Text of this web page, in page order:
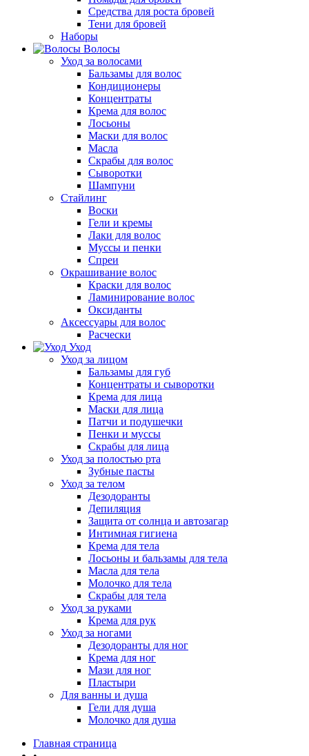
Средства для роста бровей
Тени для бровей
Наборы
Волосы
Уход за волосами
Бальзамы для волос
Кондиционеры
Концентраты
Крема для волос
Лосьоны
Маски для волос
Масла
Скрабы для волос
Сыворотки
Шампуни
Стайлинг
Воски
Гели и кремы
Лаки для волос
Муссы и пенки
Спреи
Окрашивание волос
Краски для волос
Ламинирование волос
Оксиданты
Аксессуары для волос
Расчески
Уход
Уход за лицом
Бальзамы для губ
Концентраты и сыворотки
Крема для лица
Маски для лица
Патчи и подушечки
Пенки и муссы
Скрабы для лица
Уход за полостью рта
Зубные пасты
Уход за телом
Дезодоранты
Депиляция
Защита от солнца и автозагар
Интимная гигиена
Крема для тела
Лосьоны и бальзамы для тела
Масла для тела
Молочко для тела
Скрабы для тела
Уход за руками
Крема для рук
Уход за ногами
Дезодоранты для ног
Крема для ног
Мази для ног
Пластыри
Для ванны и душа
Гели для душа
Молочко для душа
Главная страница